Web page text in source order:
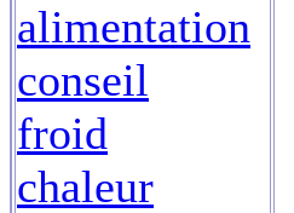
alimentation
conseil
froid
chaleur